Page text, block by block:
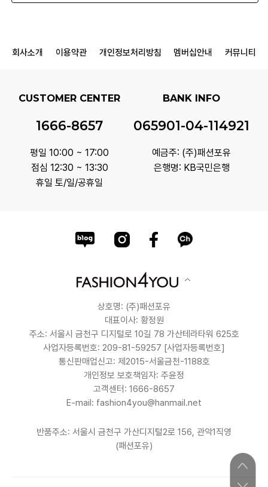
회사소개 이용약관 개인정보처리방침 멤버십안내 커뮤니티
CUSTOMER CENTER
1666-8657
평일 10:00 ~ 17:00
점심 12:30 ~ 13:30
휴일 토/일/공휴일
BANK INFO
065901-04-114921
예금주: (주)패션포유
은행명: KB국민은행
상호명: (주)패션포유
대표이사: 황정원
주소: 서울시 금천구 디지털로 10길 78 가산테라타워 625호
사업자등록번호: 209-81-59257 [사업자등록번호]
통신판매업신고: 제2015-서울금천-1188호
개인정보 보호책임자: 주윤정
고객센터: 1666-8657
E-mail: fashion4you@hanmail.net
반품주소: 서울시 금천구 가산디지털2로 156, 관악1직영
(패션포유)